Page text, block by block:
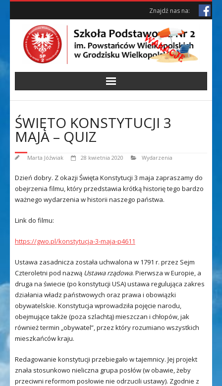
Skip
Skip
Znajdź nas na:
ŚWIĘTO KONSTYTUCJI 3
MAJA – QUIZ
Marta Jóźwiak 28 kwietnia 2020 Wydarzenia
Dzień dobry. Z okazji Święta Konstytucji 3 maja zapraszamy do
obejrzenia filmu, który przedstawia krótką historię tego bardzo
ważnego wydarzenia w historii naszego państwa.
Link do filmu:
https://gwo.pl/konstytucja-3-maja-p4611
Ustawa zasadnicza została uchwalona w 1791 r. przez Sejm
Czteroletni pod nazwą Ustawa rządowa. Pierwsza w Europie, a
druga na świecie (po konstytucji USA) ustawa regulująca zakres
działania władz państwowych oraz prawa i obowiązki
obywatelskie. Konstytucja wprowadziła pojęcie narodu,
obejmujące także (poza szlachtą) mieszczan i chłopów, jak
również termin „obywatel”, przez który rozumiano wszystkich
mieszkańców kraju.
Redagowanie konstytucji przebiegało w tajemnicy. Jej projekt
znała stosunkowo nieliczna grupa posłów (w obawie, żeby
przeciwni reformom posłowie nie odrzucili ustawy). Zgodnie z